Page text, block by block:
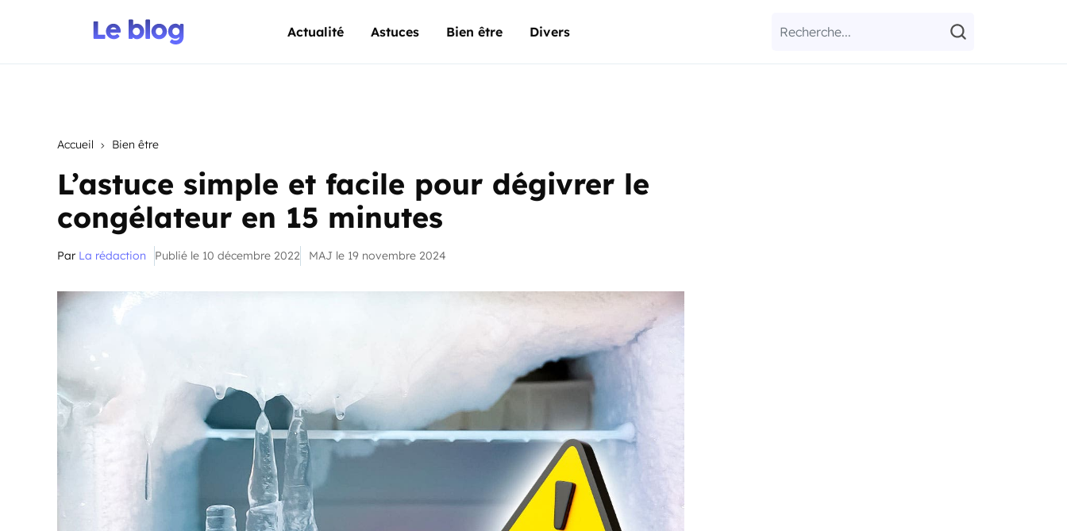
Actualité Astuces Bien être Divers
Accueil Bien être
L’astuce simple et facile pour dégivrer le
congélateur en 15 minutes
Par La rédaction Publié le 10 décembre 2022 MAJ le 19 novembre 2024